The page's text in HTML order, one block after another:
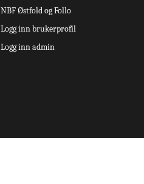
NBF Østfold og Follo
Logg inn brukerprofil
Logg inn admin